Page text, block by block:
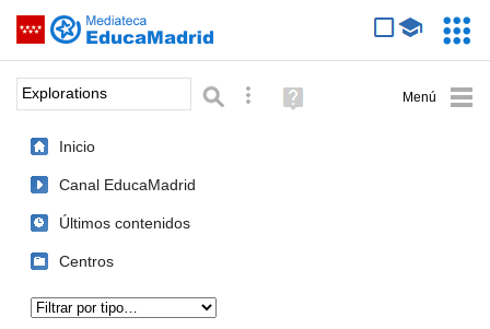
Saltar navegación
Palabra o frase: Búsqueda avanzada
Ayuda
(en
Inicio
Canal EducaMadrid
Últimos contenidos
Centros